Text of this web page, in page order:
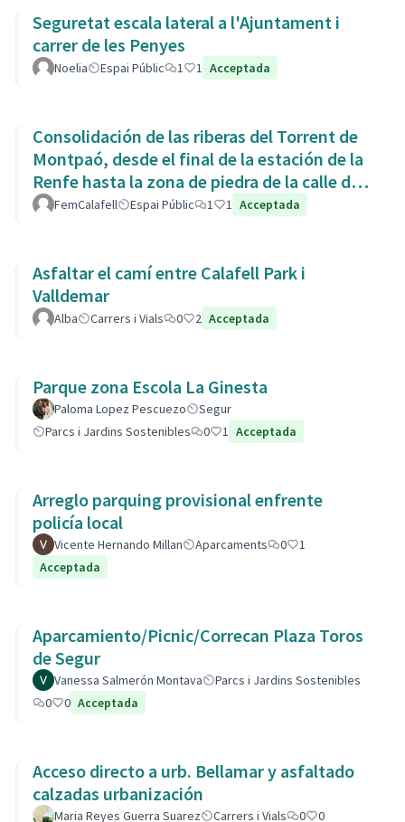
Seguretat escala lateral a l'Ajuntament i
carrer de les Penyes
Noelia Espai Públic 1 1 Acceptada
Consolidación de las riberas del Torrent de
Montpaó, desde el final de la estación de la
Renfe hasta la zona de piedra de la calle de
L’Estany.
FemCalafell Espai Públic 1 1 Acceptada
Asfaltar el camí entre Calafell Park i
Valldemar
Alba Carrers i Vials 0 2 Acceptada
Parque zona Escola La Ginesta
Paloma Lopez Pescuezo
Segur
Parcs i Jardins Sostenibles
0 1 Acceptada
Arreglo parquing provisional enfrente
policía local
Vicente Hernando Millan Aparcaments 0
1
Acceptada
Aparcamiento/Picnic/Correcan Plaza Toros
de Segur
Vanessa Salmerón Montava
Parcs i Jardins Sostenibles
0
0 Acceptada
Acceso directo a urb. Bellamar y asfaltado
calzadas urbanización
Maria Reyes Guerra Suarez Carrers i Vials 0
0